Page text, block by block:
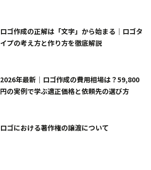
ロゴ作成の正解は「文字」から始まる｜ロゴタ
イプの考え方と作り方を徹底解説
2026年最新｜ロゴ作成の費用相場は？59,800
円の実例で学ぶ適正価格と依頼先の選び方
ロゴにおける著作権の譲渡について